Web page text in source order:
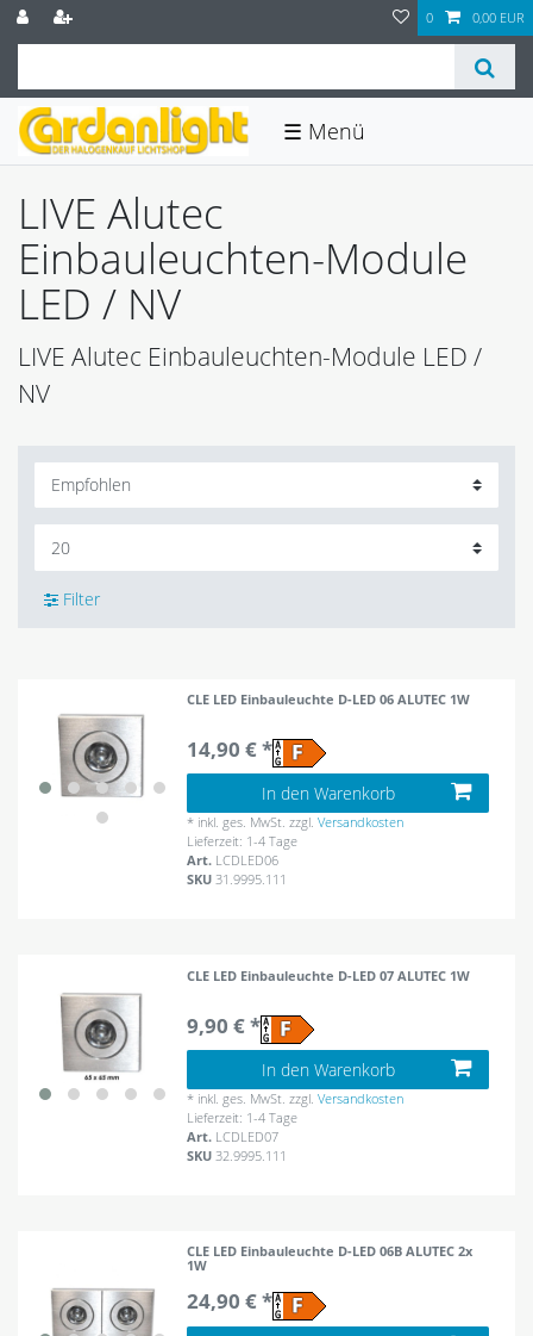
0 0,00 EUR
☰
LIVE Alutec
Einbauleuchten-Module
LED / NV
LIVE Alutec Einbauleuchten-Module LED /
NV
Filter
CLE LED Einbauleuchte D-LED 06 ALUTEC 1W
14,90 € *
In den Warenkorb
* inkl. ges. MwSt. zzgl.Versandkosten
Lieferzeit: 1-4 Tage
Art. LCDLED06
SKU31.9995.111
CLE LED Einbauleuchte D-LED 07 ALUTEC 1W
9,90 € *
In den Warenkorb
* inkl. ges. MwSt. zzgl.Versandkosten
Lieferzeit: 1-4 Tage
Art. LCDLED07
SKU 32.9995.111
CLE LED Einbauleuchte D-LED 06B ALUTEC 2x
1W
24,90 € *